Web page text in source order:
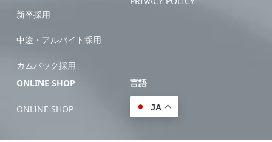
新卒採用
中途・アルバイト採用
カムバック採用
ONLINE SHOP
ONLINE SHOP
言語
JA